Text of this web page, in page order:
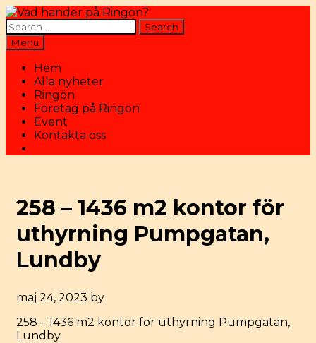
Skip
to
content
Search
for:
Search
Menu
Hem
Alla nyheter
Ringön
Företag på Ringön
Event
Kontakta oss
258 – 1436 m2 kontor för
uthyrning Pumpgatan,
Lundby
maj 24, 2023 by
258 – 1436 m2 kontor för uthyrning Pumpgatan,
Lundby